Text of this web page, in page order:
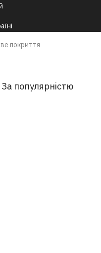
покриття
За популярністю